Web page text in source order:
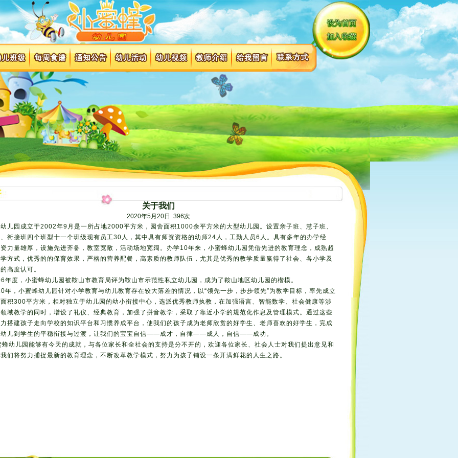
关于我们
2020年5月20日 396次
儿园成立于2002年9月是一所占地2000平方米，园舍面积1000余平方米的大型幼儿园。设置亲子班、慧子班、
衔接班四个班型十一个班级现有员工30人，其中具有师资资格的幼师24人，工勤人员6人。具有多年的办学经
力量雄厚，设施先进齐备，教室宽敞，活动场地宽阔。办学10年来，小蜜蜂幼儿园凭借先进的教育理念，成熟超
方式，优秀的的保育效果，严格的营养配餐，高素质的教师队伍，尤其是优秀的教学质量赢得了社会、各小学及
高度认可。
度，小蜜蜂幼儿园被鞍山市教育局评为鞍山市示范性私立幼儿园，成为了鞍山地区幼儿园的楷模。
，小蜜蜂幼儿园针对小学教育与幼儿教育存在较大落差的情况，以“领先一步，步步领先”为教学目标，率先成立
积300平方米，相对独立于幼儿园的幼小衔接中心，选派优秀教师执教，在加强语言、智能数学、社会健康等涉
域教学的同时，增设了礼仪、经典教育，加强了拼音教学，采取了靠近小学的规范化作息及管理模式。通过这些
搭建孩子走向学校的知识平台和习惯养成平台，使我们的孩子成为老师欣赏的好学生、老师喜欢的好学生，完成
幼儿到学生的平稳衔接与过渡，让我们的宝宝自信——成才，自律——成人，自信——成功。
儿园能够有今天的成就，与各位家长和全社会的支持是分不开的，欢迎各位家长、社会人士对我们提出意见和
们将努力捕捉最新的教育理念，不断改革教学模式，努力为孩子铺设一条开满鲜花的人生之路。